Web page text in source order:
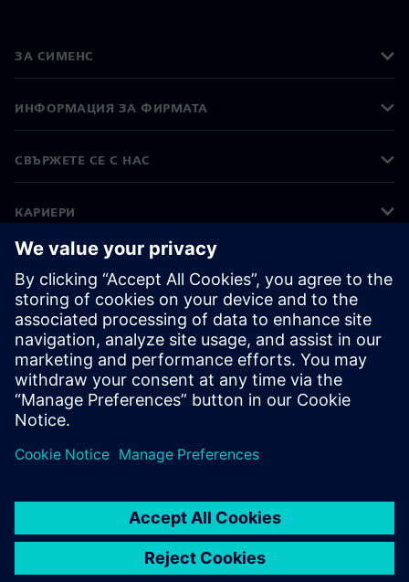
ЗА СИМЕНС
ИНФОРМАЦИЯ ЗА ФИРМАТА
СВЪРЖЕТЕ СЕ С НАС
КАРИЕРИ
©Siemens 2026
Корпоративна информация
Известие за поверителност
Известие за бисквитки
Условия за ползване
Цифров идентификатор
Показване на нередности